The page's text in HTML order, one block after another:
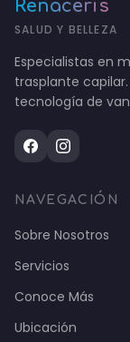
Renaceris
SALUD Y BELLEZA
Especialistas en
trasplante
tecnología de
NAVEGACIÓN
Sobre Nosotros
Servicios
Conoce Más
Ubicación